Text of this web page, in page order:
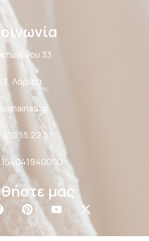
33
Λάρισα
55 22 57
μας